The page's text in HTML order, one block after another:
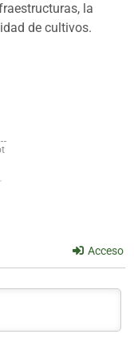
la
de cultivos.
Acceso